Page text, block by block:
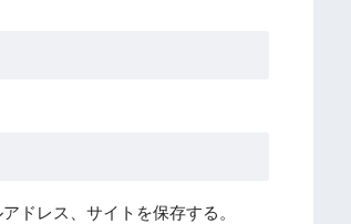
ドレス、サイトを保存する。